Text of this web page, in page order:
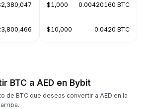
$1,000 0.00420160 BTC
$10,000 0.0420 BTC
BTC a AED en Bybit
de BTC que deseas convertir a AED en la